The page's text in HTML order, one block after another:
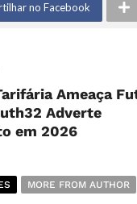
no Facebook
Ameaça
Adverte
em 2026
MORE FROM AUTHOR